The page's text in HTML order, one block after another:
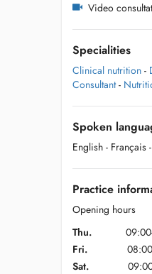
Video
Specialities
Clinical nutrition -
Consultant -
Spoken
English - Français
Practice
Opening hours
Thu.
Fri.
Sat.